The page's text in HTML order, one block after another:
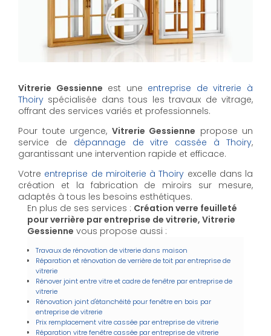
Vitrerie Gessienne est une entreprise de vitrerie à
Thoiry spécialisée dans tous les travaux de vitrage,
offrant des services variés et professionnels.
Pour toute urgence, Vitrerie Gessienne propose un
service de dépannage de vitre cassée à Thoiry,
garantissant une intervention rapide et efficace.
Votre entreprise de miroiterie à Thoiry excelle dans la
création et la fabrication de miroirs sur mesure,
adaptés à tous les besoins esthétiques.
En plus de ses services : Création verre feuilleté
pour verrière par entreprise de vitrerie, Vitrerie
Gessienne vous propose aussi :
Travaux de rénovation de vitrerie dans maison
Réparation et rénovation de verrière de toit par entreprise de
vitrerie
Rénover joint entre vitre et cadre de fenêtre par entreprise de
vitrerie
Rénovation joint d'étanchéité pour fenêtre en bois par
entreprise de vitrerie
Prix remplacement vitre cassée par entreprise de vitrerie
Réparation vitre fenêtre cassée par entreprise de vitrerie